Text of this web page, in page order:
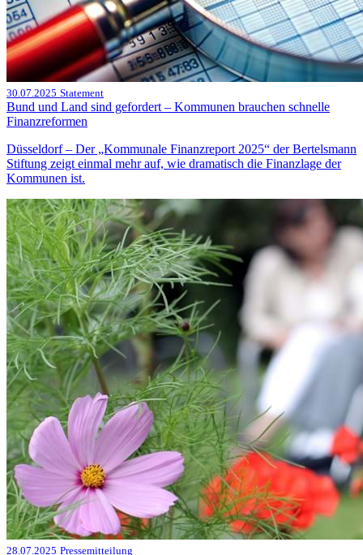
30.07.2025 Statement
Bund und Land sind gefordert – Kommunen brauchen schnelle
Finanzreformen
Düsseldorf – Der „Kommunale Finanzreport 2025“ der Bertelsmann
Stiftung zeigt einmal mehr auf, wie dramatisch die Finanzlage der
Kommunen ist.
28.07.2025 Pressemitteilung